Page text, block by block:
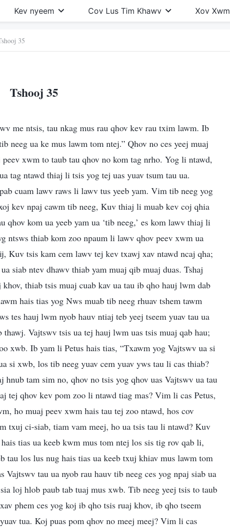
Kev nyeem Cov Lus Tim Khawv Xov Xwm
35
Tshooj 35
me ntsis, tau nkag mus rau qhov kev rau txim lawm. Ib
neeg ua ke mus lawm tom ntej.” Qhov no ces yeej muaj
xwm to taub tau qhov no kom tag nrho. Yog li ntawd,
tag ntawd thiaj li tsis yog tej uas yuav tsum tau ua.
cuam lawv raws li lawv tus yeeb yam. Vim tib neeg yog
kev npaj cawm tib neeg, Kuv thiaj li muab kev coj qhia
qhov kom ua yeeb yam ua ‘tib neeg,’ es kom lawv thiaj li
ntsws thiab kom zoo npaum li lawv qhov peev xwm ua
Kuv tsis kam cem lawv tej kev txawj xav ntawd ncaj qha;
siab ntev dhawv thiab yam muaj qib muaj duas. Tshaj
thiab tsis muaj cuab kav ua tau ib qho hauj lwm dab
hais tias yog Nws muab tib neeg rhuav tshem tawm
tes hauj lwm nyob hauv ntiaj teb yeej tseem yuav tau ua
Vajtswv tsis ua tej hauj lwm uas tsis muaj qab hau;
xwb. Ib yam li Petus hais tias, “Txawm yog Vajtswv ua si
si xwb, los tib neeg yuav cem yuav yws tau li cas thiab?
tam sim no, qhov no tsis yog qhov uas Vajtswv ua tau
tej qhov kev pom zoo li ntawd tiag mas? Vim li cas Petus,
ho muaj peev xwm hais tau tej zoo ntawd, hos cov
txuj ci-siab, tiam vam meej, ho ua tsis tau li ntawd? Kuv
tias ua keeb kwm mus tom ntej los sis tig rov qab li,
tau los lus nug hais tias ua keeb txuj khiav mus lawm tom
tau ua nyob rau hauv tib neeg ces yog npaj siab ua
loj hlob paub tab tuaj mus xwb. Tib neeg yeej tsis to taub
phem ces yog koj ib qho tsis ruaj khov, ib qho tseem
tua. Koj puas pom qhov no meej meej? Vim li cas